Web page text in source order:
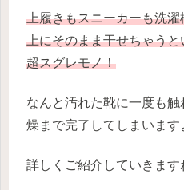
上履きもスニーカーも洗
上にそのまま干せちゃう
超スグレモノ！
なんと汚れた靴に一度も
燥まで完了してしまいます
詳しくご紹介していきます